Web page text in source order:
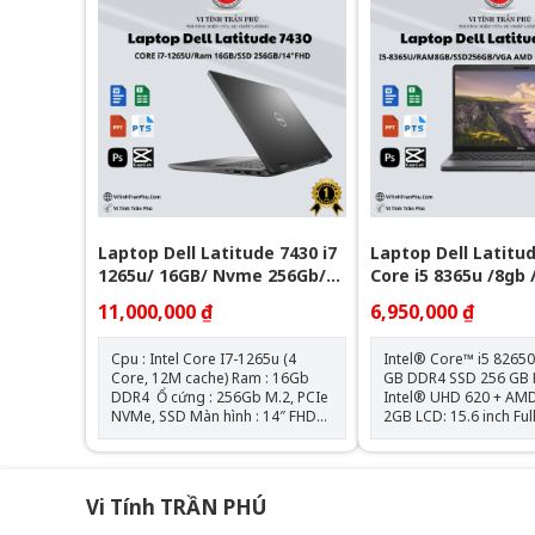
Mode/USB4/Power Delivery l 1
Universal audio port l 1 HDMI
2.0 port Pin + Sạc : Zin theo máy
Hệ điều hành: Chưa Bao Gồm
Thunderbolt™ 4 ports
DisplayPort Alt Mode/
C/USB4/Power Delivery Pin +
: Zin theo máy Hệ điều hành:
Ubuntu
Laptop Dell Latitude 7430 i7
1265u/ 16GB/ Nvme 256Gb/
11,000,000 ₫
Cpu : Intel Core I7-1265u (4
Core, 12M cache) Ram : 16Gb
DDR4 Ổ cứng : 256Gb M.2, PCIe
NVMe, SSD Màn hình : 14″ FHD
IPS (1920 x 1080) Đồ họa : Intel®
Iris® XE Graphics Kết nối : 1 USB
2 Thunderbolt 4 ports with
DisplayPort Alt
Laptop Dell
Core i5 8365u /8gb
256Gb /VGA AMD
15.6" FHD
6,950,000 ₫
Intel® Core™ i5 82650u
GB DDR4 SSD 256 GB PCIe VGA:
Intel® UHD 620 +
2GB LCD: 15.6 inch Full HD IPS
Trọng lượng: 1.8kg Tặng
kèm: Balo + Chuột
Vi Tính TRẦN PHÚ